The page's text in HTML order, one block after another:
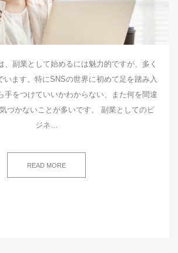
、副業として始めるには魅力的ですが、多く
います。特にSNSの世界に初めて足を踏み入
手をつけていいかわからない、また何を間違
づかないことが多いです。 副業としてのビ
ジネ…
READ MORE